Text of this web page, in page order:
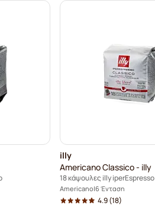
illy
Americano Classico - illy
18 κάψουλες illy iperEspresso
Americano 6 Ένταση
4.9(18)